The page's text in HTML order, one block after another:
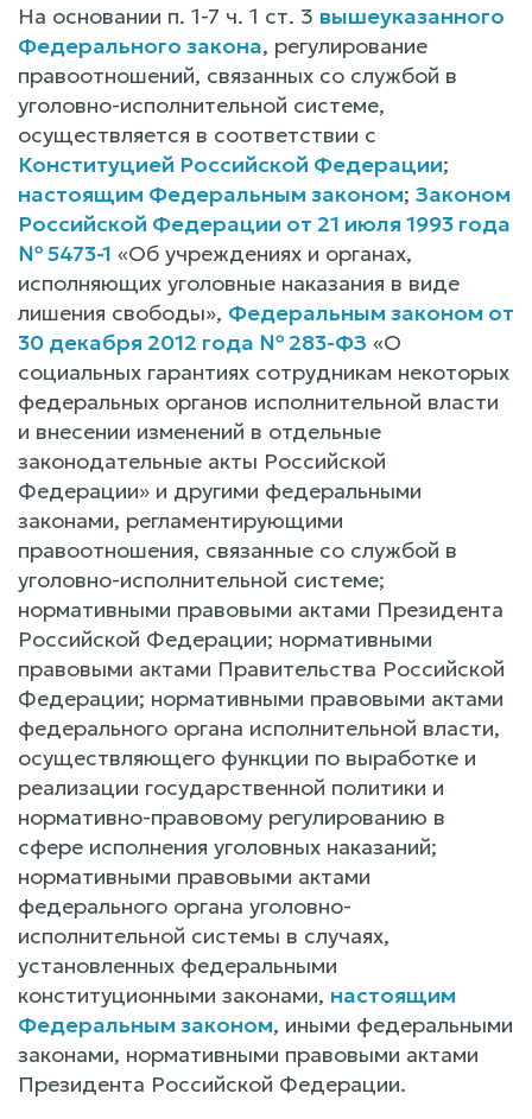
На основании п. 1-7 ч. 1 ст. 3 вышеуказанного
Федерального закона, регулирование
правоотношений, связанных со службой в
уголовно-исполнительной системе,
осуществляется в соответствии с
Конституцией Российской Федерации;
настоящим Федеральным законом; Законом
Российской Федерации от 21 июля 1993 года
№ 5473-1 «Об учреждениях и органах,
исполняющих уголовные наказания в виде
лишения свободы», Федеральным законом от
30 декабря 2012 года № 283-ФЗ «О
социальных гарантиях сотрудникам некоторых
федеральных органов исполнительной власти
и внесении изменений в отдельные
законодательные акты Российской
Федерации» и другими федеральными
законами, регламентирующими
правоотношения, связанные со службой в
уголовно-исполнительной системе;
нормативными правовыми актами Президента
Российской Федерации; нормативными
правовыми актами Правительства Российской
Федерации; нормативными правовыми актами
федерального органа исполнительной власти,
осуществляющего функции по выработке и
реализации государственной политики и
нормативно-правовому регулированию в
сфере исполнения уголовных наказаний;
нормативными правовыми актами
федерального органа уголовно-
исполнительной системы в случаях,
установленных федеральными
конституционными законами, настоящим
Федеральным законом, иными федеральными
законами, нормативными правовыми актами
Президента Российской Федерации.